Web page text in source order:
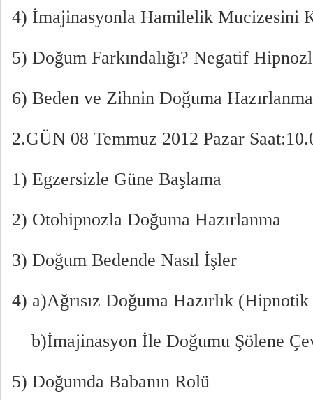
4) İmajinasyonla Hamilelik Mucizesini
5) Doğum Farkındalığı? Negatif
6) Beden ve Zihnin Doğuma
2.GÜN 08 Temmuz 2012 Pazar
1) Egzersizle Güne Başlama
2) Otohipnozla Doğuma Hazırlanma
3) Doğum Bedende Nasıl İşler
4) a)Ağrısız Doğuma Hazırlık
b)İmajinasyon İle Doğumu Şölene
5) Doğumda Babanın Rolü